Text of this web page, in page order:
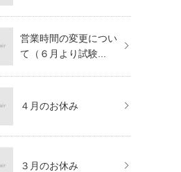
営業時間の変更につい
て（６月より試験...
４月のお休み
３月のお休み